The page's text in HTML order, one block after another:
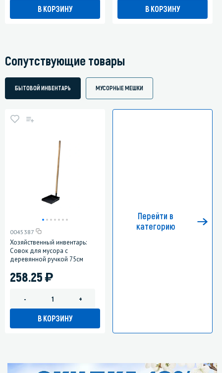
В КОРЗИНУ В КОРЗИНУ
Сопутствующие товары
БЫТОВОЙ ИНВЕНТАРЬ МУСОРНЫЕ МЕШКИ
0045387
Хозяйственный инвентарь:
Совок для мусора с
деревянной ручкой 75см
258.25)
- +
В КОРЗИНУ
Перейти в
категорию